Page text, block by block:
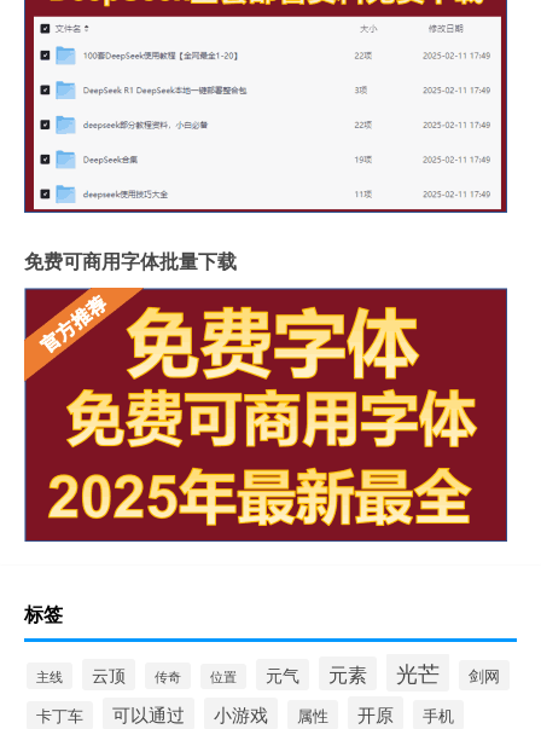
免费可商用字体批量下载
标签
主线 云顶 传奇 位置 元气 元素 光芒 剑网
卡丁车 可以通过 小游戏 属性 开原 手机